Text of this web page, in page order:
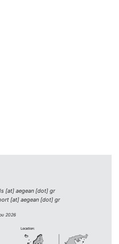
[at] aegean [dot] gr
[at] aegean [dot] gr
2026